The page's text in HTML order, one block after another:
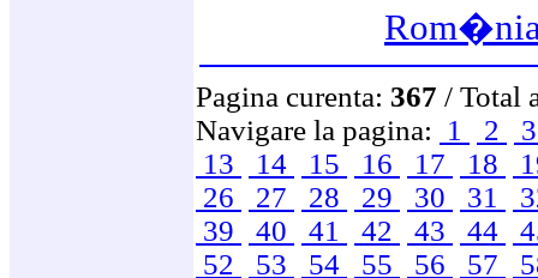
Pagina curenta: 367 / Total
Navigare la pagina: 1 2
13
14 15 16 17 18
26
27 28 29 30 31
39
40 41 42 43 44
52
53 54 55 56 57